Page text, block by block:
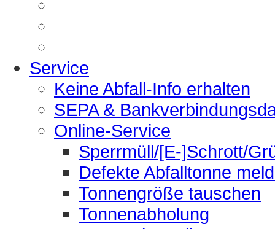
Service
Keine Abfall-Info erhalten
SEPA &
Online-Service
Sperrmüll/[E-]Schrott/
Defekte Abfalltonne
Tonnengröße tauschen
Tonnenabholung